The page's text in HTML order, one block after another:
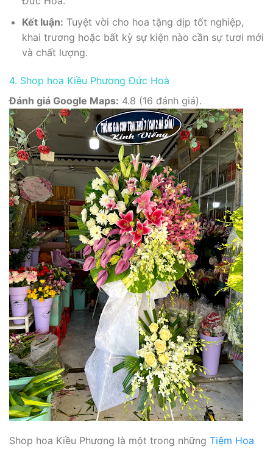
Kết luận: Tuyệt vời cho hoa tặng dịp tốt nghiệp,
khai trương hoặc bất kỳ sự kiện nào cần sự tươi mới
và chất lượng.
4. Shop hoa Kiều Phương Đức Hoà
Đánh giá Google Maps: 4.8 (16 đánh giá).
Shop hoa Kiều Phương là một trong những Tiệm Hoa